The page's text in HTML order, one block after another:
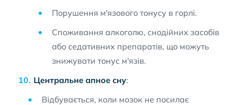
Порушення м'язового тонусу в горлі.
Споживання алкоголю, снодійних засобів
або седативних препаратів, що можуть
знижувати тонус м'язів.
Центральне апное сну:
Відбувається, коли мозок не посилає